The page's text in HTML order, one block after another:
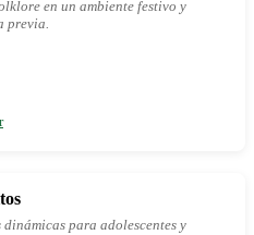
en un ambiente festivo y
previa.
para adolescentes y